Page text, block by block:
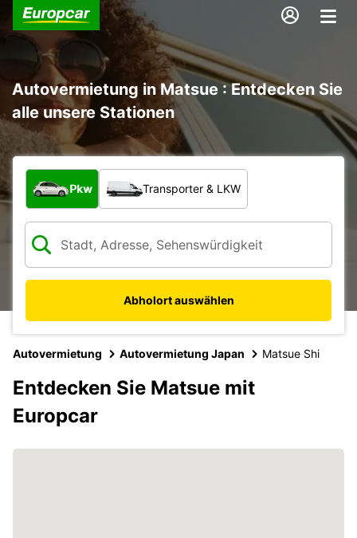
Autovermietung in Matsue : Entdecken Sie
alle unsere Stationen
Welche Art von Fahrzeug?
Pkw Transporter & LKW
Abholort auswählen
Autovermietung Autovermietung Japan Matsue Shi
Entdecken Sie Matsue mit
Europcar